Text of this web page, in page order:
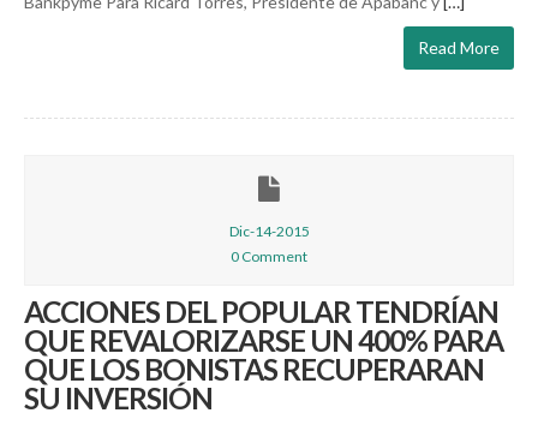
Read More
Dic-14-2015
0 Comment
ACCIONES DEL POPULAR TENDRÍAN
QUE REVALORIZARSE UN 400% PARA
QUE LOS BONISTAS RECUPERARAN
SU INVERSIÓN